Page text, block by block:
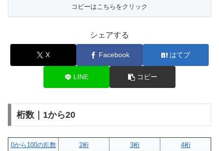
シェアする
X Facebook はてブ
LINE コピー
桁数｜1から20
0から100の乱数 2桁 3桁
4桁